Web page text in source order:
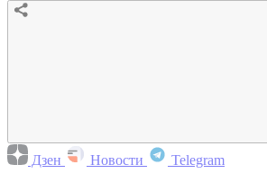
Дзен Новости Telegram